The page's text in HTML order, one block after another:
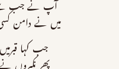
آپ نے جب سے
میں نے دامن کسی
جب کہا
پھر نکیروں نے